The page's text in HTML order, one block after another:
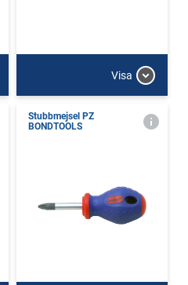
Visa
Stubbmejsel PZ
BONDTOOLS